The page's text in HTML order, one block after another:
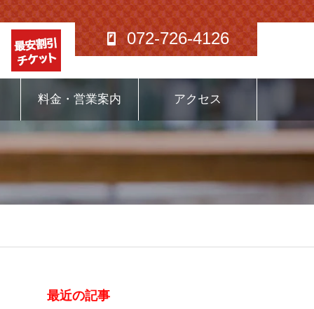
072-726-4126
料金・営業案内 アクセス
最近の記事